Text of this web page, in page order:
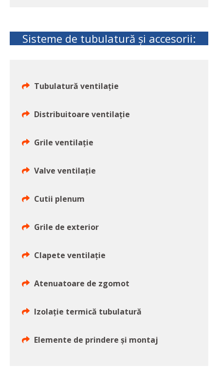
Sisteme de tubulatură și accesorii:
Tubulatură ventilație
Distribuitoare ventilație
Grile ventilație
Valve ventilație
Cutii plenum
Grile de exterior
Clapete ventilație
Atenuatoare de zgomot
Izolație termică tubulatură
Elemente de prindere și montaj